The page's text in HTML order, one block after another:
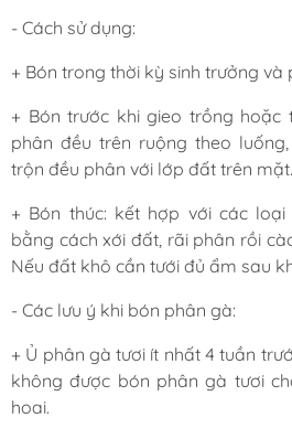
- Cách sử dụng:
+ Bón trong thời kỳ sinh trưởng
+ Bón trước khi gieo trồng
phân đều trên ruộng theo
trộn đều phân với lớp đất trên mặt.
+ Bón thúc: kết hợp với các
bằng cách xới đất, rãi phân rồi
Nếu đất khô cần tưới đủ ẩm sau
- Các lưu ý khi bón phân gà:
+ Ủ phân gà tươi ít nhất 4 tuần
không được bón phân gà tươi
hoai.